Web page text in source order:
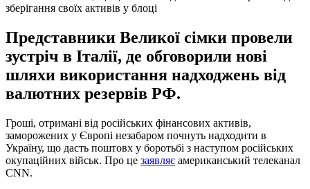
зберігання своїх активів у блоці
Представники Великої сімки провели
зустріч в Італії, де обговорили нові
шляхи використання надходжень від
валютних резервів РФ.
Гроші, отримані від російських фінансових активів,
заморожених у Європі незабаром почнуть надходити в
Україну, що дасть поштовх у боротьбі з наступом російських
окупаційних військ. Про це заявляє американський телеканал
CNN.